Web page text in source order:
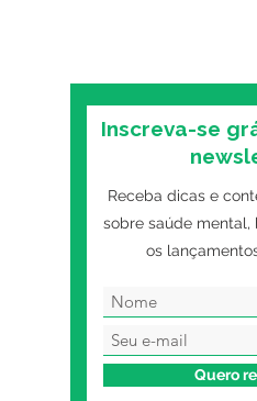
Inscreva-se
Receba dicas e
sobre saúde
os
Quero